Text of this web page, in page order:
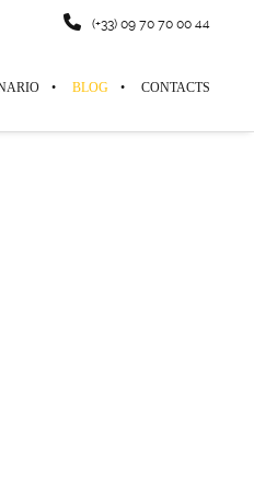
(+33) 09 70 70 00 44
BLOG CONTACTS